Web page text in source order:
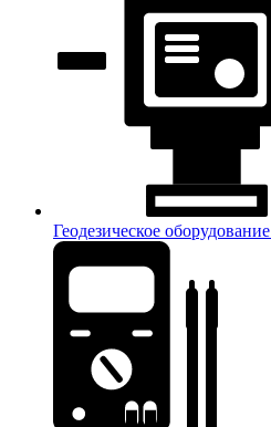
Геодезическое оборудование